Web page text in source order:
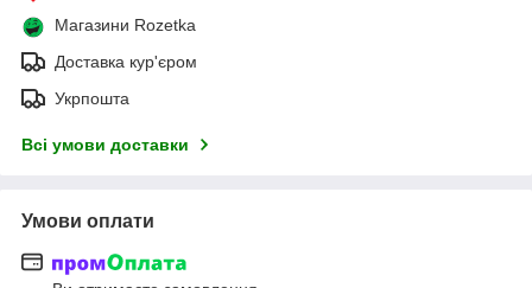
Магазини Rozetka
Доставка кур'єром
Укрпошта
Всі умови доставки
Умови оплати